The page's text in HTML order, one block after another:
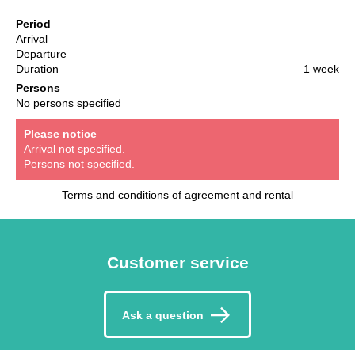
Period
Arrival
Departure
Duration
1 week
Persons
No persons specified
Please notice
Arrival not specified.
Persons not specified.
Terms and conditions of agreement and rental
Customer service
Ask a question